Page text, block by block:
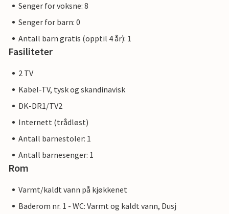
Senger for voksne: 8
Senger for barn: 0
Antall barn gratis (opptil 4 år): 1
Fasiliteter
2 TV
Kabel-TV, tysk og skandinavisk
DK-DR1/TV2
Internett (trådløst)
Antall barnestoler: 1
Antall barnesenger: 1
Rom
Varmt/kaldt vann på kjøkkenet
Baderom nr. 1 - WC: Varmt og kaldt vann, Dusj